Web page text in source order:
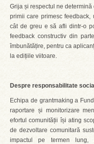
Grija și respectul ne
primii care primesc
cât de greu e să afli dintr-o
feedback constructiv din
îmbunătățire, pentru ca
la edițiile viitoare.
Despre responsabilitate
Echipa de grantmaking a
raportare și monitorizare
efortul comunității își ating
de dezvoltare comunitară
impactul pe termen lung,